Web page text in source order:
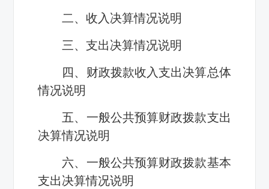
二、收入决算情况说明
三、支出决算情况说明
四、财政拨款收入支出决算总体
情况说明
五、一般公共预算财政拨款支出
决算情况说明
六、一般公共预算财政拨款基本
支出决算情况说明